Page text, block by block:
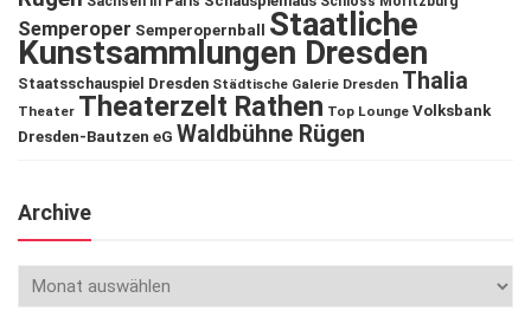
Semperoper Semperopernball Staatliche
Kunstsammlungen Dresden
Staatsschauspiel Dresden Städtische Galerie Dresden Thalia
Theater Theaterzelt Rathen Top Lounge Volksbank
Dresden-Bautzen eG Waldbühne Rügen
Archive